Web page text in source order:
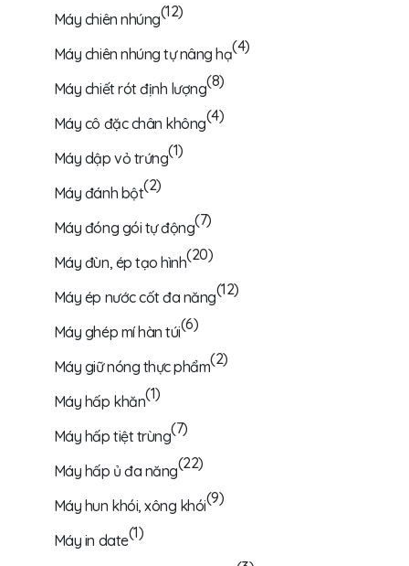
Máy chiên nhúng(12)
Máy chiên nhúng tự nâng hạ(4)
Máy chiết rót định lượng(8)
Máy cô đặc chân không(4)
Máy dập vỏ trứng(1)
Máy đánh bột(2)
Máy đóng gói tự động(7)
Máy đùn, ép tạo hình(20)
Máy ép nước cốt đa năng(12)
Máy ghép mí hàn túi(6)
Máy giữ nóng thực phẩm(2)
Máy hấp khăn(1)
Máy hấp tiệt trùng(7)
Máy hấp ủ đa năng(22)
Máy hun khói, xông khói(9)
Máy in date(1)